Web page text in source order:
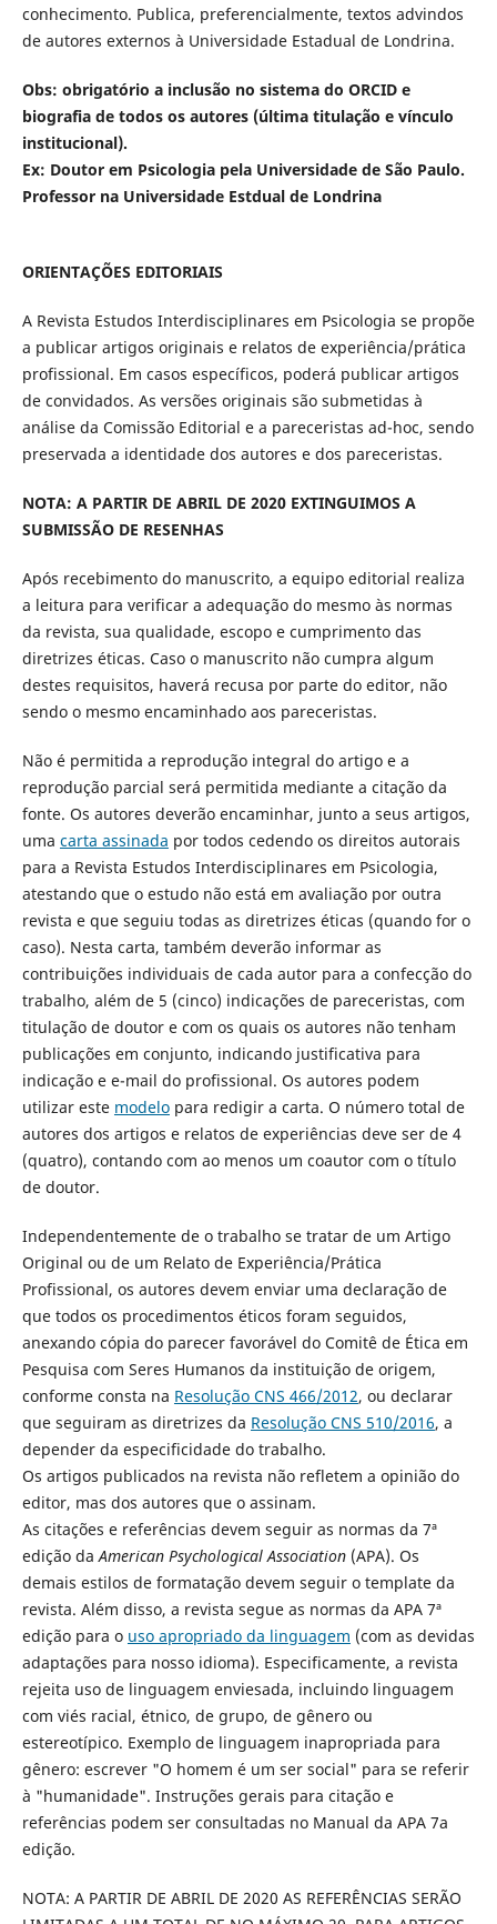
conhecimento. Publica, preferencialmente, textos advindos
de autores externos à Universidade Estadual de Londrina.
Obs: obrigatório a inclusão no sistema do ORCID e
biografia de todos os autores (última titulação e vínculo
institucional).
Ex: Doutor em Psicologia pela Universidade de São Paulo.
Professor na Universidade Estdual de Londrina
ORIENTAÇÕES EDITORIAIS
A Revista Estudos Interdisciplinares em Psicologia se propõe
a publicar artigos originais e relatos de experiência/prática
profissional. Em casos específicos, poderá publicar artigos
de convidados. As versões originais são submetidas à
análise da Comissão Editorial e a pareceristas ad-hoc, sendo
preservada a identidade dos autores e dos pareceristas.
NOTA: A PARTIR DE ABRIL DE 2020 EXTINGUIMOS A
SUBMISSÃO DE RESENHAS
Após recebimento do manuscrito, a equipo editorial realiza
a leitura para verificar a adequação do mesmo às normas
da revista, sua qualidade, escopo e cumprimento das
diretrizes éticas. Caso o manuscrito não cumpra algum
destes requisitos, haverá recusa por parte do editor, não
sendo o mesmo encaminhado aos pareceristas.
Não é permitida a reprodução integral do artigo e a
reprodução parcial será permitida mediante a citação da
fonte. Os autores deverão encaminhar, junto a seus artigos,
uma carta assinada por todos cedendo os direitos autorais
para a Revista Estudos Interdisciplinares em Psicologia,
atestando que o estudo não está em avaliação por outra
revista e que seguiu todas as diretrizes éticas (quando for o
caso). Nesta carta, também deverão informar as
contribuições individuais de cada autor para a confecção do
trabalho, além de 5 (cinco) indicações de pareceristas, com
titulação de doutor e com os quais os autores não tenham
publicações em conjunto, indicando justificativa para
indicação e e-mail do profissional. Os autores podem
utilizar este modelopara redigir a carta. O número total de
autores dos artigos e relatos de experiências deve ser de 4
(quatro), contando com ao menos um coautor com o título
de doutor.
Independentemente de o trabalho se tratar de um Artigo
Original ou de um Relato de Experiência/Prática
Profissional, os autores devem enviar uma declaração de
que todos os procedimentos éticos foram seguidos,
anexando cópia do parecer favorável do Comitê de Ética em
Pesquisa com Seres Humanos da instituição de origem,
conforme consta na Resolução CNS 466/2012, ou declarar
que seguiram as diretrizes da Resolução CNS 510/2016, a
depender da especificidade do trabalho.
Os artigos publicados na revista não refletem a opinião do
editor, mas dos autores que o assinam.
As citações e referências devem seguir as normas da 7ª
edição daAmerican Psychological Association(APA). Os
demais estilos de formatação devem seguir o template da
revista. Além disso, a revista segue as normas da APA 7ª
edição para o uso apropriado da linguagem (com as devidas
adaptações para nosso idioma). Especificamente, a revista
rejeita uso de linguagem enviesada, incluindo linguagem
com viés racial, étnico, de grupo, de gênero ou
estereotípico. Exemplo de linguagem inapropriada para
gênero: escrever "O homem é um ser social" para se referir
à "humanidade". Instruções gerais para citação e
referências podem ser consultadas no Manual da APA 7a
edição.
NOTA: A PARTIR DE ABRIL DE 2020 AS REFERÊNCIAS SERÃO